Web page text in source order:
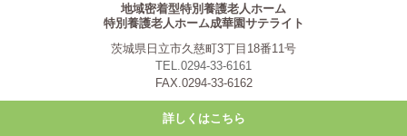
地域密着型特別養護老人ホーム
特別養護老人ホーム成華園サテライト
茨城県日立市久慈町3丁目18番11号
TEL.0294-33-6161
FAX.0294-33-6162
詳しくはこちら